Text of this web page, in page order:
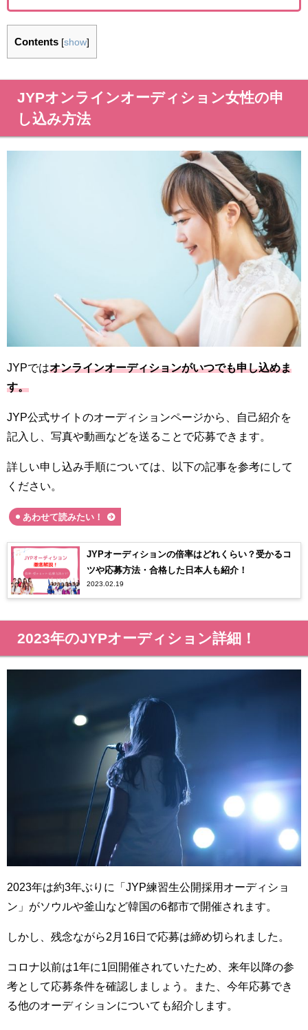
Contents [show]
JYPオンラインオーディション女性の申
し込み方法
JYPではオンラインオーディションがいつでも申し込めま
す。
JYP公式サイトのオーディションページから、自己紹介を
記入し、写真や動画などを送ることで応募できます。
詳しい申し込み手順については、以下の記事を参考にして
ください。
あわせて読みたい！
JYPオーディションの倍率はどれくらい？受かるコ
ツや応募方法・合格した日本人も紹介！
2023.02.19
2023年のJYPオーディション詳細！
2023年は約3年ぶりに「JYP練習生公開採用オーディショ
ン」がソウルや釜山など韓国の6都市で開催されます。
しかし、残念ながら2月16日で応募は締め切られました。
コロナ以前は1年に1回開催されていたため、来年以降の参
考として応募条件を確認しましょう。また、今年応募でき
る他のオーディションについても紹介します。